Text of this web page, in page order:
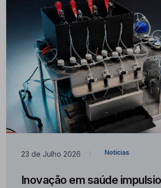
23 de Julho 2026 Notícias
Inovação em saúde